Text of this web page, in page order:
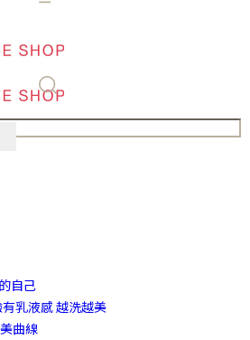
自己
乳液感 越洗越美
曲線